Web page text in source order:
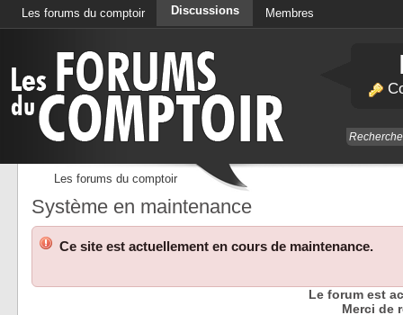
Les forums du comptoir Discussions Membres
Les forums du comptoir
Système en maintenance
Ce site est actuellement en cours de maintenance.
Le forum est
Merci de